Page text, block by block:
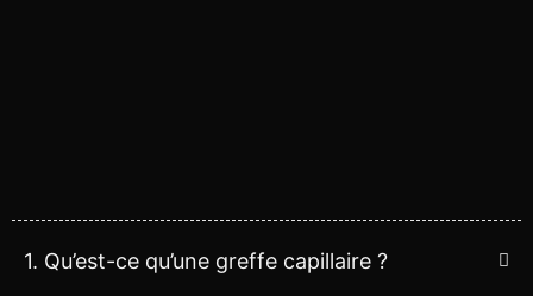
1. Qu’est-ce qu’une greffe capillaire ?